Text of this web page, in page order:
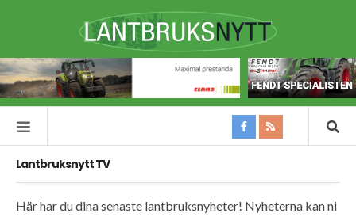
Lantbruksnytt TV
Här har du dina senaste lantbruksnyheter! Nyheterna kan ni